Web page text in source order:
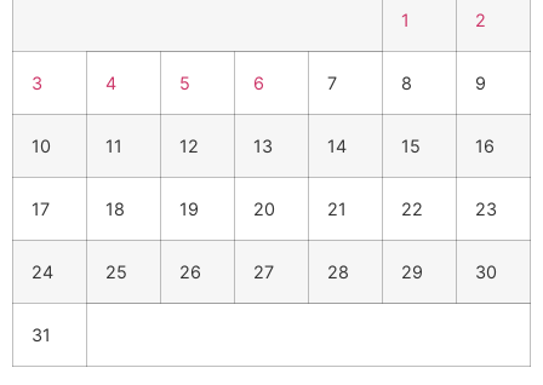
1 2
3 4 5 6 7 8 9
10 11 12 13 14 15 16
17 18 19 20 21 22 23
24 25 26 27 28 29 30
31